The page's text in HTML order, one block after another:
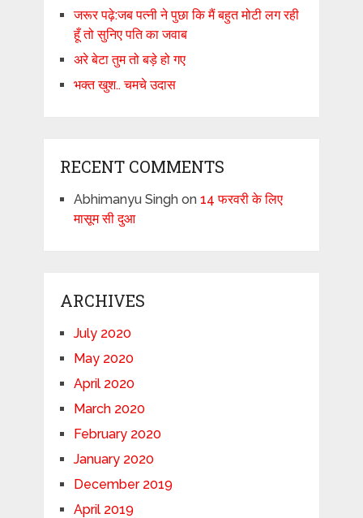
जरूर पढ़े:जब पत्नी ने पुछा कि मैं बहुत मोटी लग रही
हूँ तो सुनिए पति का जवाब
अरे बेटा तुम तो बड़े हो गए
भक्त खुश.. चमचे उदास
RECENT COMMENTS
Abhimanyu Singhon 14 फरवरी के लिए
मासूम सी दुआ
ARCHIVES
July 2020
May 2020
April 2020
March 2020
February 2020
January 2020
December 2019
April 2019